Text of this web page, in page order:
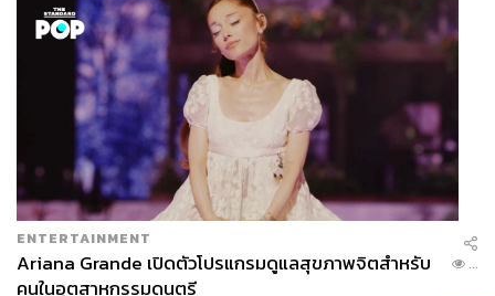
ENTERTAINMENT
Ariana Grande เปิดตัวโปรแกรมดูแลสุขภาพจิตสำหรับ
คนในอุตสาหกรรมดนตรี
...